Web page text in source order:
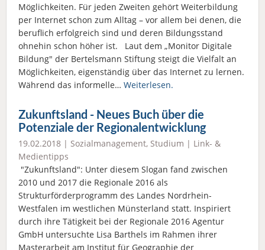
Möglichkeiten. Für jeden Zweiten gehört Weiterbildung
per Internet schon zum Alltag – vor allem bei denen, die
beruflich erfolgreich sind und deren Bildungsstand
ohnehin schon höher ist. Laut dem „Monitor Digitale
Bildung" der Bertelsmann Stiftung steigt die Vielfalt an
Möglichkeiten, eigenständig über das Internet zu lernen.
Während das informelle… Weiterlesen.
Zukunftsland - Neues Buch über die
Potenziale der Regionalentwicklung
19.02.2018 | Sozialmanagement, Studium | Link- &
Medientipps
"Zukunftsland": Unter diesem Slogan fand zwischen
2010 und 2017 die Regionale 2016 als
Strukturförderprogramm des Landes Nordrhein-
Westfalen im westlichen Münsterland statt. Inspiriert
durch ihre Tätigkeit bei der Regionale 2016 Agentur
GmbH untersuchte Lisa Barthels im Rahmen ihrer
Masterarbeit am Institut für Geographie der